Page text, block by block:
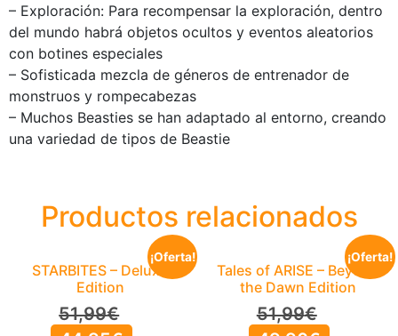
– Exploración: Para recompensar la exploración, dentro
del mundo habrá objetos ocultos y eventos aleatorios
con botines especiales
– Sofisticada mezcla de géneros de entrenador de
monstruos y rompecabezas
– Muchos Beasties se han adaptado al entorno, creando
una variedad de tipos de Beastie
Productos relacionados
¡Oferta!
STARBITES – Deluxe
Edition
51,99€
¡Oferta!
Tales of ARISE – Beyond
the Dawn Edition
51,99€